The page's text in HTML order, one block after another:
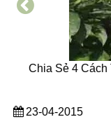
Chia Sẻ 4 Cách
23-04-2015